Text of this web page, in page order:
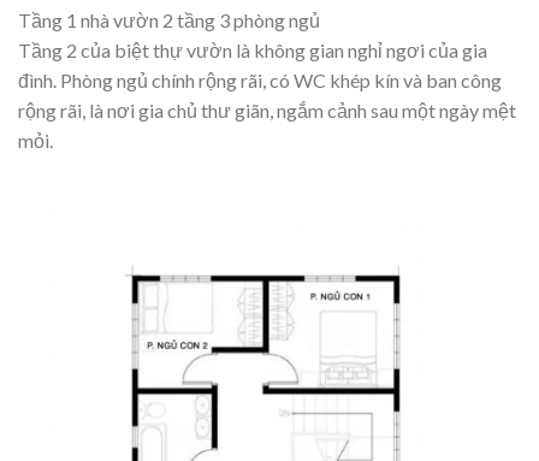
Tầng 1 nhà vườn 2 tầng 3 phòng ngủ
Tầng 2 của biệt thự vườn là không gian nghỉ ngơi của gia
đình. Phòng ngủ chính rộng rãi, có WC khép kín và ban công
rộng rãi, là nơi gia chủ thư giãn, ngắm cảnh sau một ngày mệt
mỏi.